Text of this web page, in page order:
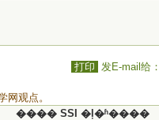
打印 发E-mail给
网观点。
���� SSI �ļ�ʱ����